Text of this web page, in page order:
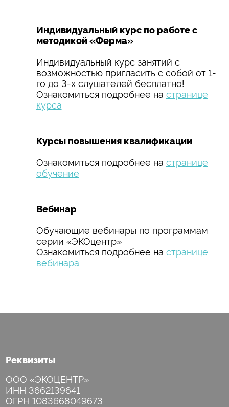
Индивидуальный курс по работе с
методикой «Ферма»
Индивидуальный курс занятий с
возможностью пригласить с собой от 1-
го до 3-х слушателей бесплатно!
Ознакомиться подробнее на странице
курса
Курсы повышения квалификации
Ознакомиться подробнее на странице
обучение
Вебинар
Обучающие вебинары по программам
серии «ЭКОцентр»
Ознакомиться подробнее на странице
вебинара
Реквизиты
ООО «ЭКОЦЕНТР»
ИНН 3662139641
ОГРН 1083668049673